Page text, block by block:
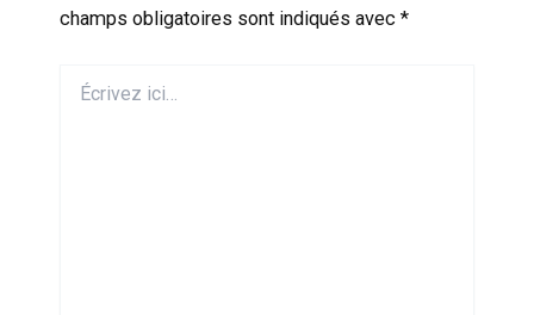
champs obligatoires sont indiqués avec *
ici…